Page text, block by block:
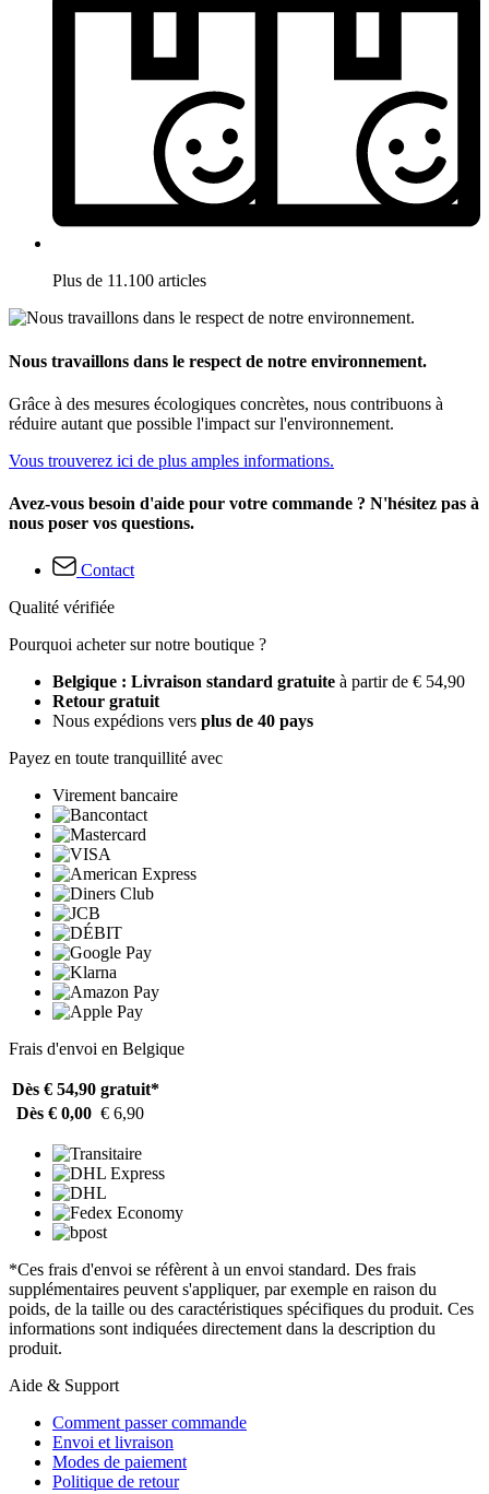
Plus de 11.100 articles
Nous travaillons dans le respect de notre environnement.
Grâce à des mesures écologiques concrètes, nous contribuons à
réduire autant que possible l'impact sur l'environnement.
Vous trouverez ici de plus amples informations.
Avez-vous besoin d'aide pour votre commande ? N'hésitez pas à
nous poser vos questions.
Contact
Qualité vérifiée
Pourquoi acheter sur notre boutique ?
Belgique : Livraison standard gratuite à partir de € 54,90
Retour gratuit
Nous expédions vers plus de 40 pays
Payez en toute tranquillité avec
Virement bancaire
Frais d'envoi en Belgique
Dès € 54,90 gratuit*
Dès € 0,00 € 6,90
*Ces frais d'envoi se réfèrent à un envoi standard. Des frais
supplémentaires peuvent s'appliquer, par exemple en raison du
poids, de la taille ou des caractéristiques spécifiques du produit. Ces
informations sont indiquées directement dans la description du
produit.
Aide & Support
Comment passer commande
Envoi et livraison
Modes de paiement
Politique de retour